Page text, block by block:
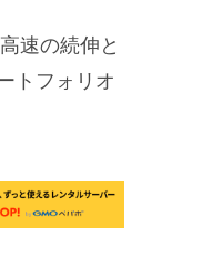
速の続伸と
トフォリオ